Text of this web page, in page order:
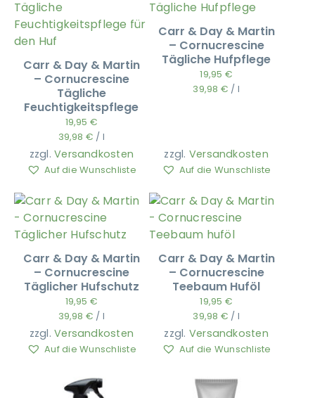
Carr & Day & Martin
– Cornucrescine
Tägliche
Feuchtigkeitspflege
19,95 €
39,98 € / l
zzgl.Versandkosten
Auf die Wunschliste
Carr & Day & Martin
– Cornucrescine
Tägliche Hufpflege
19,95 €
39,98 € / l
zzgl. Versandkosten
Auf die Wunschliste
Carr & Day & Martin
– Cornucrescine
Täglicher Hufschutz
19,95 €
39,98 € / l
zzgl.Versandkosten
Auf die Wunschliste
Carr & Day & Martin
– Cornucrescine
Teebaum Huföl
19,95 €
39,98 € / l
zzgl. Versandkosten
Auf die Wunschliste